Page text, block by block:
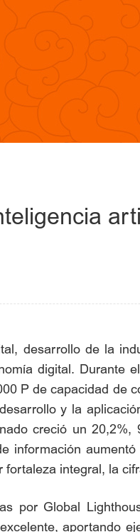
desarrollo de la
digital. Durante
P de capacidad de
y la
creció un 20,2%,
información
integral, la
por Global
aportando